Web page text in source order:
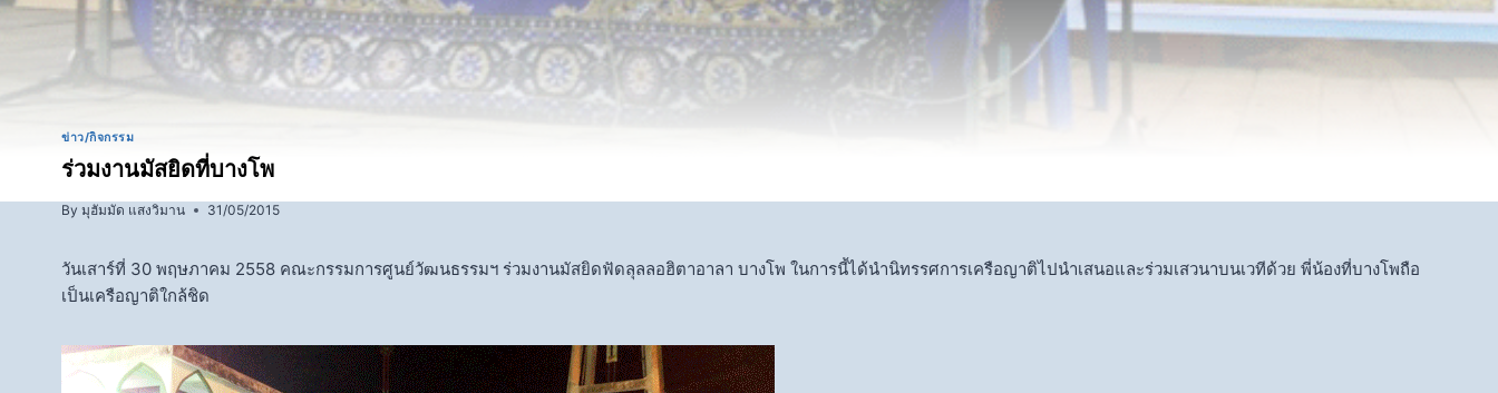
ข่าว/กิจกรรม
ร่วมงานมัสยิดที่บางโพ
By มุฮัมมัด แสงวิมาน 31/05/2015
วันเสาร์ที่ 30 พฤษภาคม 2558 คณะกรรมการศูนย์วัฒนธรรมฯ ร่วมงานมัสยิดฟัดลุลลอฮิตาอาลา บางโพ ในการนี้ได้นำนิทรรศการเครือญาติไปนำเสนอและร่วมเสวนาบนเวทีด้วย พี่น้องที่บางโพถือ
เป็นเครือญาติใกล้ชิด